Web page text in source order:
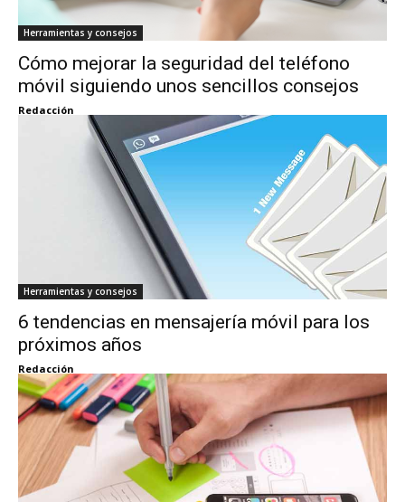
Herramientas y consejos
Cómo mejorar la seguridad del teléfono
móvil siguiendo unos sencillos consejos
Redacción
Herramientas y consejos
6 tendencias en mensajería móvil para los
próximos años
Redacción